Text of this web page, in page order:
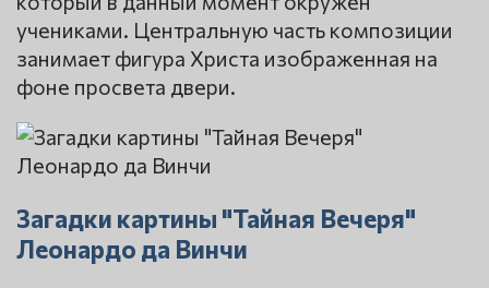
учениками. Центральную часть композиции
занимает фигура Христа изображенная на
фоне просвета двери.
Загадки картины "Тайная Вечеря"
Леонардо да Винчи